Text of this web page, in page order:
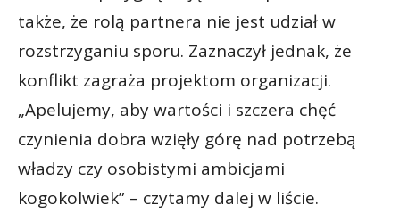
także, że rolą partnera nie jest udział w
rozstrzyganiu sporu. Zaznaczył jednak, że
konflikt zagraża projektom organizacji.
„Apelujemy, aby wartości i szczera chęć
czynienia dobra wzięły górę nad potrzebą
władzy czy osobistymi ambicjami
kogokolwiek” – czytamy dalej w liście.